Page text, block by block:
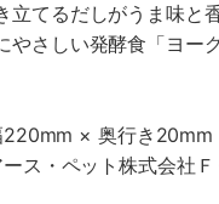
立てるだしがうま味と
やさしい発酵食「ヨー
220mm × 奥行き
ス・ペット株式会社Ｆ